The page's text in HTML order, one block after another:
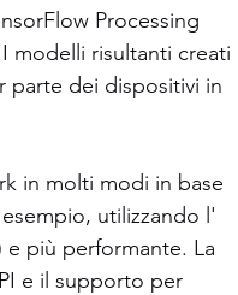
Processing
modelli risultanti creati
parte dei dispositivi in
in molti modi in base
utilizzando l'
più performante. La
e il supporto per